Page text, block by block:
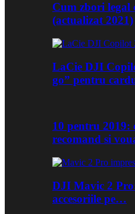
Cum zbori legal
(actualizat 2021)
LaCie DJI
go” pentru
10 pentru 2019:
recomand si
DJI Mavic 2
accesoriile pe…